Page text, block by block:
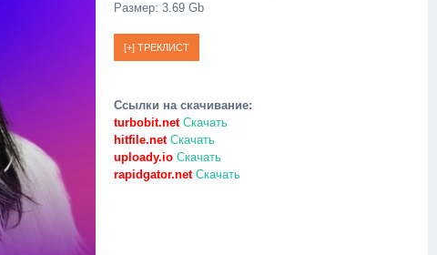
Размер: 3.69 Gb
Ссылки на скачивание:
turbobit.netСкачать
hitfile.netСкачать
uploady.io Скачать
rapidgator.netСкачать